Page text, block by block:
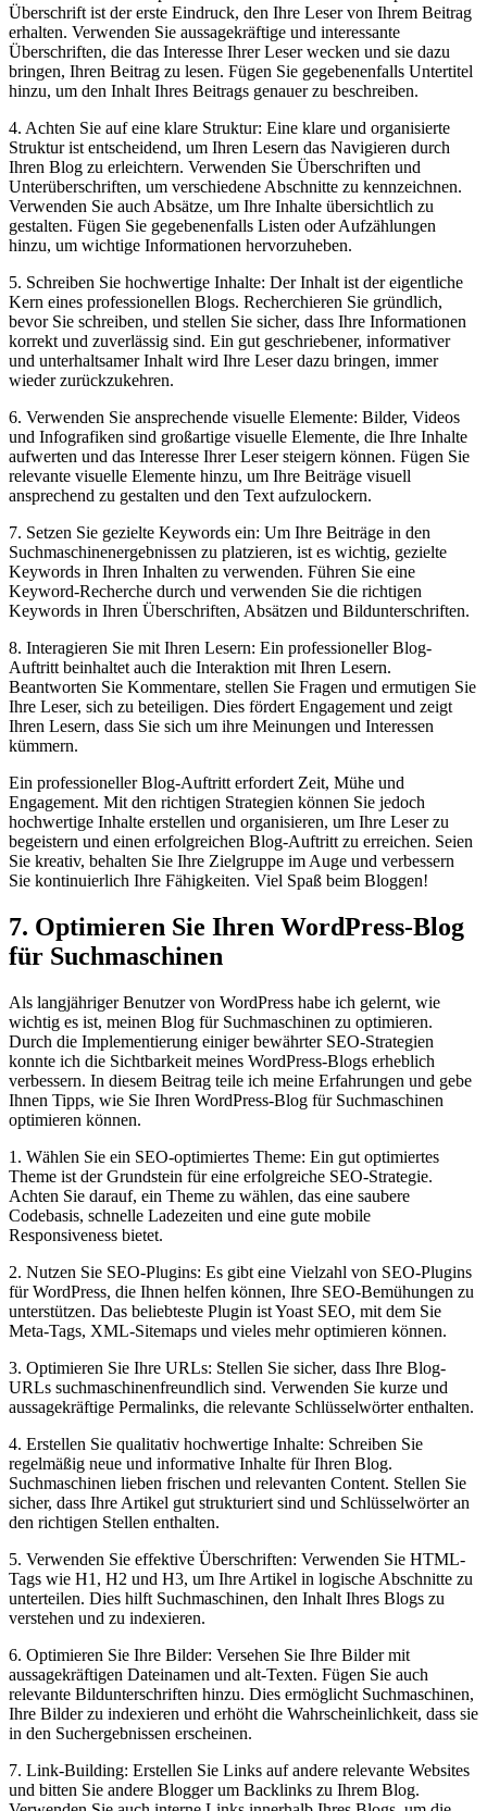
Überschrift ist der erste Eindruck, den Ihre Leser von Ihrem Beitrag
erhalten. Verwenden Sie aussagekräftige und interessante
Überschriften, die das Interesse Ihrer Leser wecken und sie dazu
bringen, Ihren Beitrag zu lesen. Fügen Sie gegebenenfalls Untertitel
hinzu, um den Inhalt Ihres Beitrags genauer zu beschreiben.
4. Achten Sie auf eine klare Struktur: Eine klare und organisierte
Struktur ist entscheidend, um Ihren Lesern das Navigieren durch
Ihren Blog zu erleichtern. Verwenden Sie Überschriften und
Unterüberschriften, um verschiedene Abschnitte zu kennzeichnen.
Verwenden Sie auch Absätze, um Ihre Inhalte übersichtlich zu
gestalten. Fügen Sie gegebenenfalls Listen oder Aufzählungen
hinzu, um wichtige Informationen hervorzuheben.
5. Schreiben Sie hochwertige Inhalte: Der Inhalt ist der eigentliche
Kern eines professionellen Blogs. Recherchieren Sie gründlich,
bevor Sie schreiben, und stellen Sie sicher, dass Ihre Informationen
korrekt und zuverlässig sind. Ein gut geschriebener, informativer
und unterhaltsamer Inhalt wird Ihre Leser dazu bringen, immer
wieder zurückzukehren.
6. Verwenden Sie ansprechende visuelle Elemente: Bilder, Videos
und Infografiken sind großartige visuelle Elemente, die Ihre Inhalte
aufwerten und das Interesse Ihrer Leser steigern können. Fügen Sie
relevante visuelle Elemente hinzu, um Ihre Beiträge visuell
ansprechend zu gestalten und den Text aufzulockern.
7. Setzen Sie gezielte Keywords ein: Um Ihre Beiträge in den
Suchmaschinenergebnissen zu platzieren, ist es wichtig, gezielte
Keywords in Ihren Inhalten zu verwenden. Führen Sie eine
Keyword-Recherche durch und verwenden Sie die richtigen
Keywords in Ihren Überschriften, Absätzen und Bildunterschriften.
8. Interagieren Sie mit Ihren Lesern: Ein professioneller Blog-
Auftritt beinhaltet auch die Interaktion mit Ihren Lesern.
Beantworten Sie Kommentare, stellen Sie Fragen und ermutigen Sie
Ihre Leser, sich zu beteiligen. Dies fördert Engagement und zeigt
Ihren Lesern, dass Sie sich um ihre Meinungen und Interessen
kümmern.
Ein professioneller Blog-Auftritt erfordert Zeit, Mühe und
Engagement. Mit den richtigen Strategien können Sie jedoch
hochwertige Inhalte erstellen und organisieren, um Ihre Leser zu
begeistern und einen erfolgreichen Blog-Auftritt zu erreichen. Seien
Sie kreativ, behalten Sie Ihre Zielgruppe im Auge und verbessern
Sie kontinuierlich Ihre Fähigkeiten. Viel Spaß beim Bloggen!
7. Optimieren Sie Ihren WordPress-Blog
für Suchmaschinen
Als langjähriger Benutzer von WordPress habe ich gelernt, wie
wichtig es ist, meinen Blog für Suchmaschinen zu optimieren.
Durch die Implementierung einiger bewährter SEO-Strategien
konnte ich die Sichtbarkeit meines WordPress-Blogs erheblich
verbessern. In diesem Beitrag teile ich meine Erfahrungen und gebe
Ihnen Tipps, wie Sie Ihren WordPress-Blog für Suchmaschinen
optimieren können.
1. Wählen Sie ein SEO-optimiertes Theme: Ein gut optimiertes
Theme ist der Grundstein für eine erfolgreiche SEO-Strategie.
Achten Sie darauf, ein Theme zu wählen, das eine saubere
Codebasis, schnelle Ladezeiten und eine gute mobile
Responsiveness bietet.
2. Nutzen Sie SEO-Plugins: Es gibt eine Vielzahl von SEO-Plugins
für WordPress, die Ihnen helfen können, Ihre SEO-Bemühungen zu
unterstützen. Das beliebteste Plugin ist Yoast SEO, mit dem Sie
Meta-Tags, XML-Sitemaps und vieles mehr optimieren können.
3. Optimieren Sie Ihre URLs: Stellen Sie sicher, dass Ihre Blog-
URLs suchmaschinenfreundlich sind. Verwenden Sie kurze und
aussagekräftige Permalinks, die relevante Schlüsselwörter enthalten.
4. Erstellen Sie qualitativ hochwertige Inhalte: Schreiben Sie
regelmäßig neue und informative Inhalte für Ihren Blog.
Suchmaschinen lieben frischen und relevanten Content. Stellen Sie
sicher, dass Ihre Artikel gut strukturiert sind und Schlüsselwörter an
den richtigen Stellen enthalten.
5. Verwenden Sie effektive Überschriften: Verwenden Sie HTML-
Tags wie H1, H2 und H3, um Ihre Artikel in logische Abschnitte zu
unterteilen. Dies hilft Suchmaschinen, den Inhalt Ihres Blogs zu
verstehen und zu indexieren.
6. Optimieren Sie Ihre Bilder: Versehen Sie Ihre Bilder mit
aussagekräftigen Dateinamen und alt-Texten. Fügen Sie auch
relevante Bildunterschriften hinzu. Dies ermöglicht Suchmaschinen,
Ihre Bilder zu indexieren und erhöht die Wahrscheinlichkeit, dass sie
in den Suchergebnissen erscheinen.
7. Link-Building: Erstellen Sie Links auf andere relevante Websites
und bitten Sie andere Blogger um Backlinks zu Ihrem Blog.